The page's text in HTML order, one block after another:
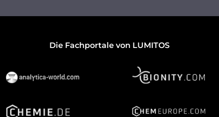
Die Fachportale von LUMITOS